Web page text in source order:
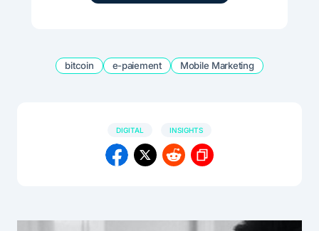
bitcoin e-paiement Mobile Marketing
DIGITAL INSIGHTS